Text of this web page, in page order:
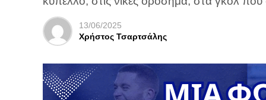
13/06/2025
Χρήστος Τσαρτσάλης